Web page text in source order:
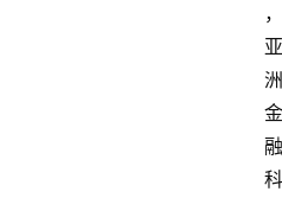
，
亚
洲
金
融
科